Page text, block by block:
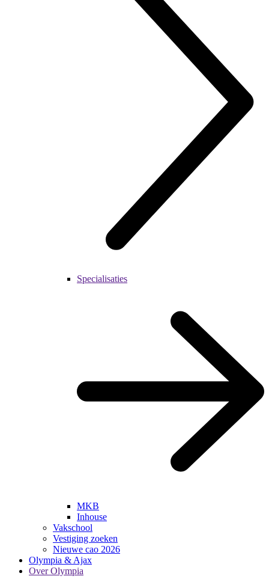
Specialisaties
MKB
Inhouse
Vakschool
Vestiging zoeken
Nieuwe cao 2026
Olympia & Ajax
Over Olympia